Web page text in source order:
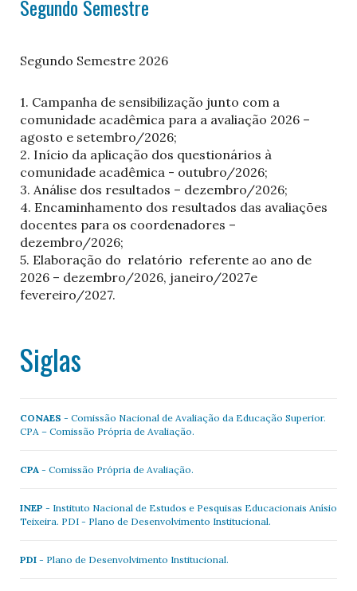
Segundo Semestre
Segundo Semestre 2026
1. Campanha de sensibilização junto com a
comunidade acadêmica para a avaliação 2026 –
agosto e setembro/2026;
2. Início da aplicação dos questionários à
comunidade acadêmica - outubro/2026;
3. Análise dos resultados – dezembro/2026;
4. Encaminhamento dos resultados das avaliações
docentes para os coordenadores –
dezembro/2026;
5. Elaboração do relatório referente ao ano de
2026 – dezembro/2026, janeiro/2027e
fevereiro/2027.
Siglas
CONAES - Comissão Nacional de Avaliação da Educação Superior.
CPA – Comissão Própria de Avaliação.
CPA - Comissão Própria de Avaliação.
INEP - Instituto Nacional de Estudos e Pesquisas Educacionais Anísio
Teixeira. PDI - Plano de Desenvolvimento Institucional.
PDI - Plano de Desenvolvimento Institucional.